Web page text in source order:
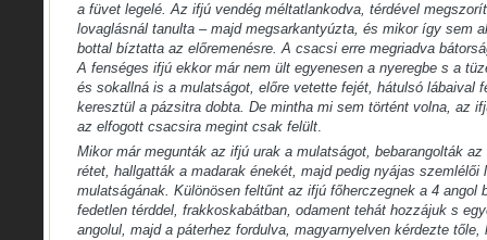
a füvet legelé. Az ifjú vendég méltatlankodva, térdével
lovaglásnál tanulta – majd megsarkantyúzta, és mikor így sem
bottal bíztatta az előremenésre. A csacsi erre megriadva
A fenséges ifjú ekkor már nem ült egyenesen a nyeregbe s a
és sokallná is a mulatságot, előre vetette fejét, hátulsó lábaival
keresztül a pázsitra dobta. De mintha mi sem történt volna, az
az elfogott csacsira megint csak felült.
Mikor már megunták az ifjú urak a mulatságot, bebarangolták
rétet, hallgatták a madarak énekét, majd pedig nyájas
mulatságának. Különösen feltűnt az ifjú főherczegnek a 4 angol
fedetlen térddel, frakkoskabátban, odament tehát hozzájuk s
angolul, majd a páterhez fordulva, magyarnyelven kérdezte